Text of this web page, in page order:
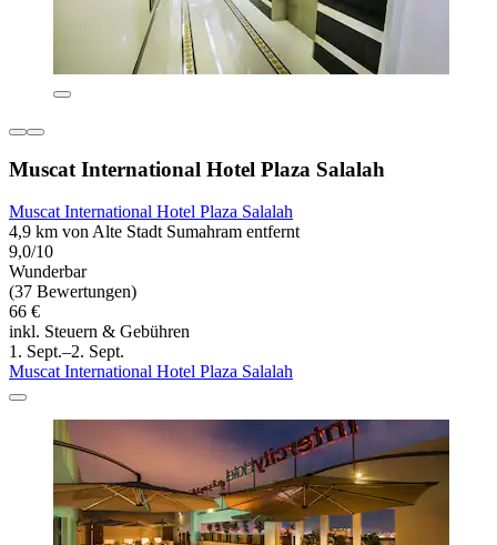
Muscat International Hotel Plaza Salalah
Muscat International Hotel Plaza Salalah
4,9 km von Alte Stadt Sumahram entfernt
9,0/10
Wunderbar
(37 Bewertungen)
66 €
inkl. Steuern & Gebühren
1. Sept.–2. Sept.
Muscat International Hotel Plaza Salalah